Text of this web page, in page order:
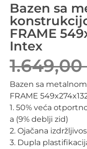
Bazen sa
FRAME
Intex
1.649,00
Bazen sa
FRAME
1. 50% veća
a (9% deblji zid)
2. Ojačana
3. Dupla